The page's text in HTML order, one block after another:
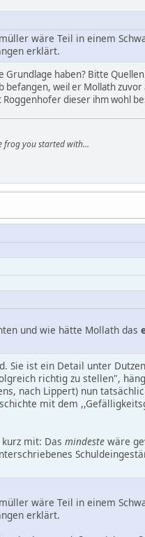
wäre Teil in einem
erklärt.
Grundlage haben? Bitte
weil er Mollath
dieser ihm wohl
frog you started with...
und wie hätte Mollath das
Sie ist ein Detail unter
richtig zu stellen",
nach Lippert) nun
mit dem
mit: Das mindeste wäre
wäre Teil in einem
erklärt.